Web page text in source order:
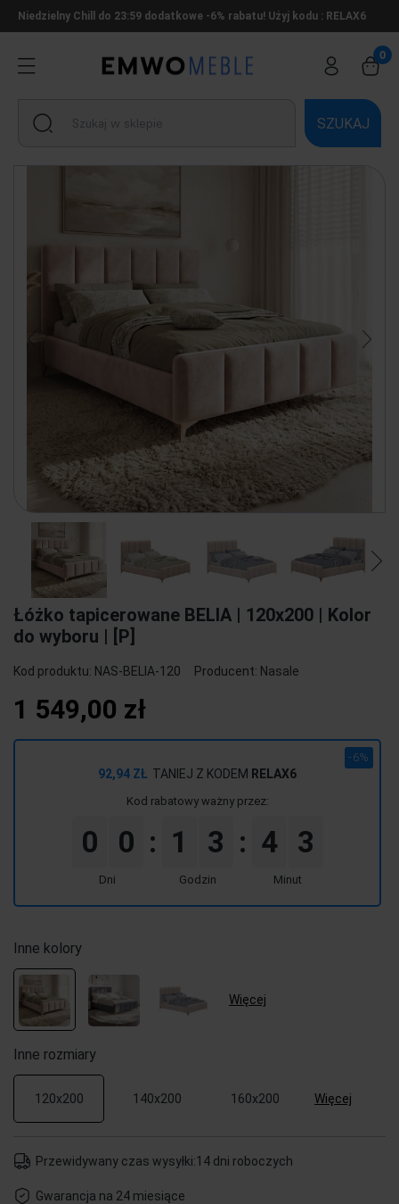
Niedzielny Chill do 23:59 dodatkowe -6% rabatu! Użyj kodu : RELAX6
SZUKAJ
Łóżko tapicerowane BELIA | 120x200 | Kolor
do wyboru | [P]
Kod produktu: NAS-BELIA-120 Producent: Nasale
1 549,00 zł
92,94 ZŁ TANIEJ Z KODEM RELAX6
Kod rabatowy ważny przez:
-6%
0 0
Dni
: 1 3
Godzin
: 4 3
Minut
Inne kolory
Więcej
Inne rozmiary
120x200 140x200 160x200 Więcej
Przewidywany czas wysyłki:14 dni roboczych
Gwarancja na 24 miesiące